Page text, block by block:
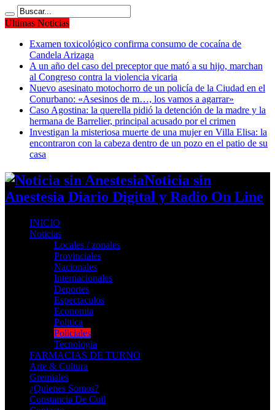
Ultimas Noticias
Examen toxicológico confirma consumo de cocaína de
Candela Arizaga
A un año del caso del preceptor que mató a su hijo, marchan
al Congreso contra la violencia vicaria
Nuevo asesinato motochorro de un policía de la Ciudad en el
Conurbano: «Asesinos de m…, los vamos a agarrar»
Caso Agostina: la querella pidió la detención de la madre y la
hermana de Barrelier, principal acusado por el crimen
Investigan la misteriosa muerte de una mujer en Villa Elisa: la
encontraron con la cabeza dentro de un pozo en el patio de su
casa
Noticia sin
Anestesia Diario Digital y Radio On Line
INICIO
Noticias
Locales / zonales
Provinciales
Nacionales
Internacionales
Deportes
Espectaculos
Economia
Politica
Policiales
Tecnologia
FARMACIAS DE TURNO
Arte & Cultura
Gremiales
¿Quienes Somos?
Constancia De Cuil